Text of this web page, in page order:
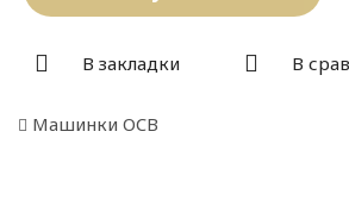
В закладки В
Машинки OCB